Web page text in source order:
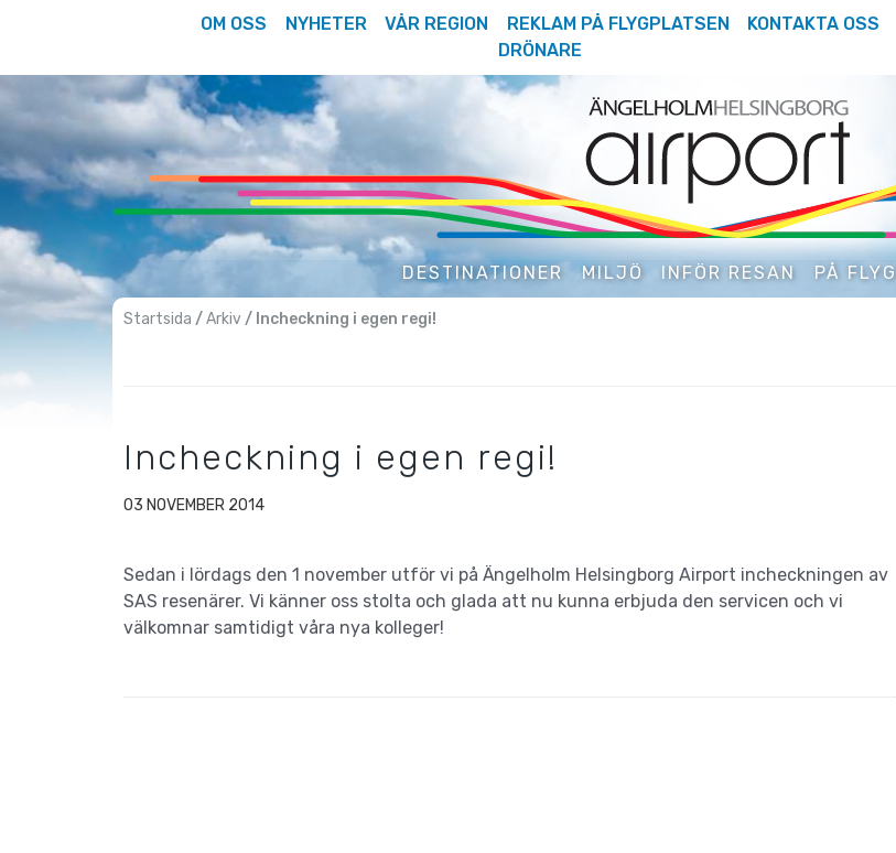
OM OSS NYHETER VÅR REGION REKLAM PÅ FLYGPLATSEN
KONTAKTA OSS
DRÖNARE
DESTINATIONER MILJÖ INFÖR RESAN PÅ
Startsida /Arkiv/ Incheckning i egen regi!
Incheckning i egen regi!
03 NOVEMBER 2014
Sedan i lördags den 1 november utför vi på Ängelholm Helsingborg Airport incheckningen av
SAS resenärer. Vi känner oss stolta och glada att nu kunna erbjuda den servicen och vi
välkomnar samtidigt våra nya kolleger!